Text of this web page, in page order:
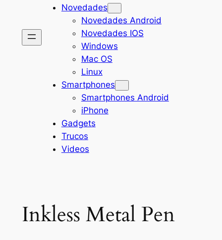
Novedades
Novedades Android
Novedades IOS
Windows
Mac OS
Linux
Smartphones
Smartphones Android
iPhone
Gadgets
Trucos
Videos
Inkless Metal Pen